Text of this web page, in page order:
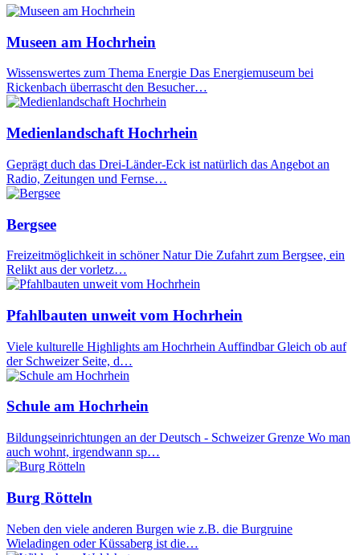
Museen am Hochrhein
Wissenswertes zum Thema Energie Das Energiemuseum bei
Rickenbach überrascht den Besucher…
Medienlandschaft Hochrhein
Geprägt duch das Drei-Länder-Eck ist natürlich das Angebot an
Radio, Zeitungen und Fernse…
Bergsee
Freizeitmöglichkeit in schöner Natur Die Zufahrt zum Bergsee, ein
Relikt aus der vorletz…
Pfahlbauten unweit vom Hochrhein
Viele kulturelle Highlights am Hochrhein Auffindbar Gleich ob auf
der Schweizer Seite, d…
Schule am Hochrhein
Bildungseinrichtungen an der Deutsch - Schweizer Grenze Wo man
auch wohnt, irgendwann sp…
Burg Rötteln
Neben den viele anderen Burgen wie z.B. die Burgruine
Wieladingen oder Küssaberg ist die…